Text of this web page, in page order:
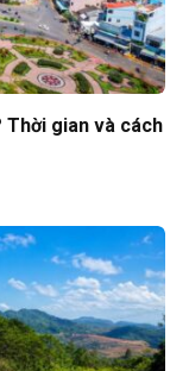
Thời gian và cách